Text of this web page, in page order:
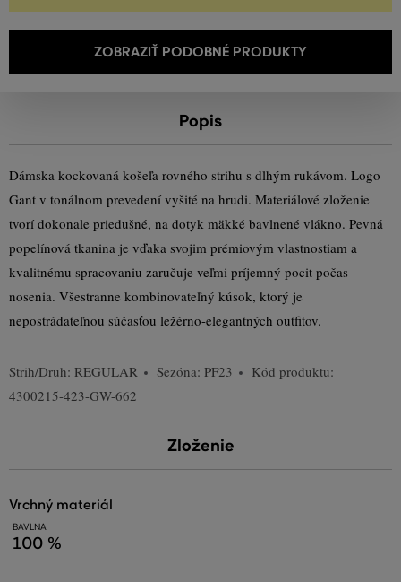
ZOBRAZIŤ PODOBNÉ PRODUKTY
Popis
Dámska kockovaná košeľa rovného strihu s dlhým rukávom. Logo
Gant v tonálnom prevedení vyšité na hrudi. Materiálové zloženie
tvorí dokonale priedušné, na dotyk mäkké bavlnené vlákno. Pevná
popelínová tkanina je vďaka svojim prémiovým vlastnostiam a
kvalitnému spracovaniu zaručuje veľmi príjemný pocit počas
nosenia. Všestranne kombinovateľný kúsok, ktorý je
nepostrádateľnou súčasťou ležérno-elegantných outfitov.
Strih/Druh: REGULAR Sezóna: PF23
Kód produktu:
4300215-423-GW-662
Zloženie
vrchný materiál
BAVLNA
100 %